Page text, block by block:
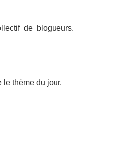
de blogueurs.
le thème du jour.